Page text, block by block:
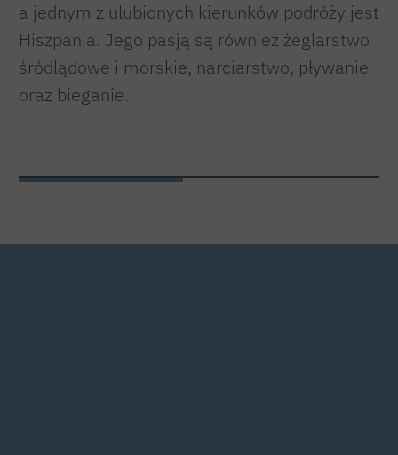
a jednym z ulubionych kierunków podróży jest
Hiszpania. Jego pasją są również żeglarstwo
śródlądowe i morskie, narciarstwo, pływanie
oraz bieganie.